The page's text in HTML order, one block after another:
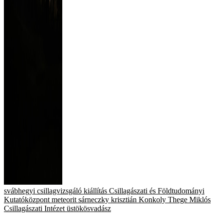
svábhegyi csillagvizsgáló kiállítás Csillagászati és Földtudományi
Kutatóközpont meteorit sárneczky krisztián Konkoly Thege Miklós
Csillagászati Intézet üstökösvadász